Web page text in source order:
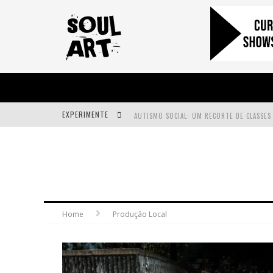
EXPERIMENTE
Home Produção Local